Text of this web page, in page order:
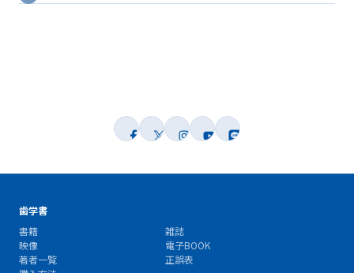
歯学書
書籍
雑誌
映像
電子BOOK
著者一覧
正誤表